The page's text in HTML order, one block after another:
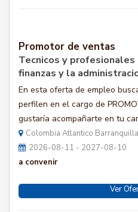
Promotor de ventas
Tecnicos y
finanzas y la
En esta oferta de empleo
perfilen en el cargo de
gustaría acompañarte en tu
Colombia Atlantico Barranquilla
2026-08-11 - 2027-08-10
a convenir
Ver